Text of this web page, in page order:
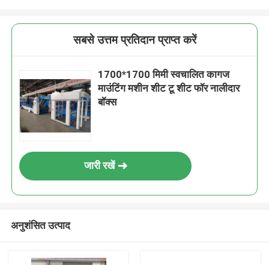
सबसे उत्तम प्रतिदान प्राप्त करें
1700*1700 मिमी स्वचालित कागज
माउंटिंग मशीन शीट टू शीट फॉर नालीदार
बॉक्स
जारी रखें
अनुशंसित उत्पाद